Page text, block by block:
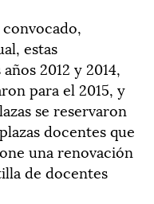
estas
2012 y 2014,
para el 2015, y
se reservaron
docentes que
una renovación
de docentes